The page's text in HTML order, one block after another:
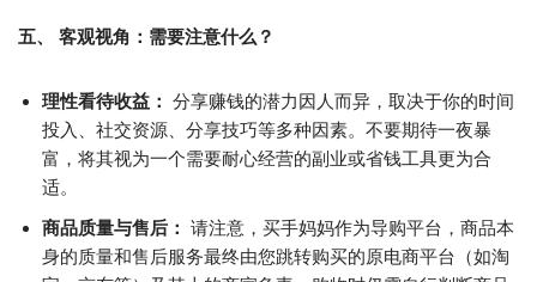
五、 客观视角：需要注意什么？
理性看待收益： 分享赚钱的潜力因人而异，取决于你的时间
投入、社交资源、分享技巧等多种因素。不要期待一夜暴
富，将其视为一个需要耐心经营的副业或省钱工具更为合
适。
商品质量与售后： 请注意，买手妈妈作为导购平台，商品本
身的质量和售后服务最终由您跳转购买的原电商平台（如淘